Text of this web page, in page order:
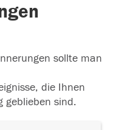
sollte man
die Ihnen
geblieben sind.